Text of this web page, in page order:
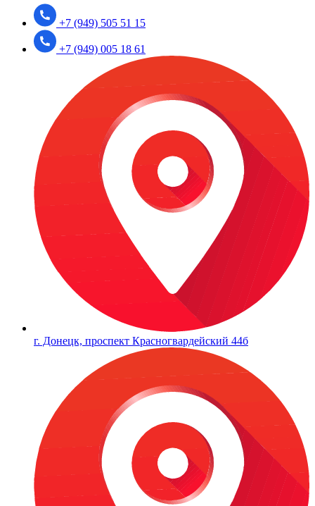
+7 (949) 505 51 15
+7 (949) 005 18 61
г. Донецк, проспект Красногвардейский 44б